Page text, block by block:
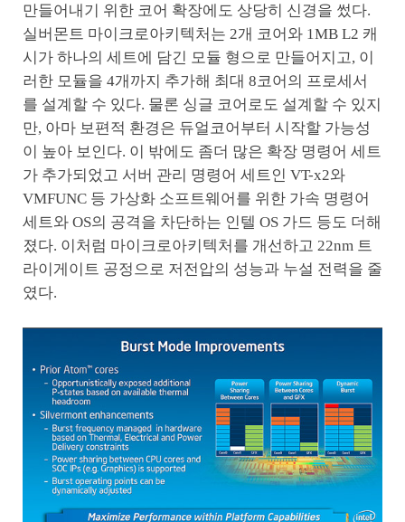
만들어내기 위한 코어 확장에도 상당히 신경을 썼다.
실버몬트 마이크로아키텍처는 2개 코어와 1MB L2 캐
시가 하나의 세트에 담긴 모듈 형으로 만들어지고, 이
러한 모듈을 4개까지 추가해 최대 8코어의 프로세서
를 설계할 수 있다. 물론 싱글 코어로도 설계할 수 있지
만, 아마 보편적 환경은 듀얼코어부터 시작할 가능성
이 높아 보인다. 이 밖에도 좀더 많은 확장 명령어 세트
가 추가되었고 서버 관리 명령어 세트인 VT-x2와
VMFUNC 등 가상화 소프트웨어를 위한 가속 명령어
세트와 OS의 공격을 차단하는 인텔 OS 가드 등도 더해
졌다. 이처럼 마이크로아키텍처를 개선하고 22nm 트
라이게이트 공정으로 저전압의 성능과 누설 전력을 줄
였다.